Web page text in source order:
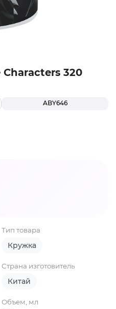
320
ABY646
Тип товара
Кружка
Страна изготовитель
Китай
Объем, мл